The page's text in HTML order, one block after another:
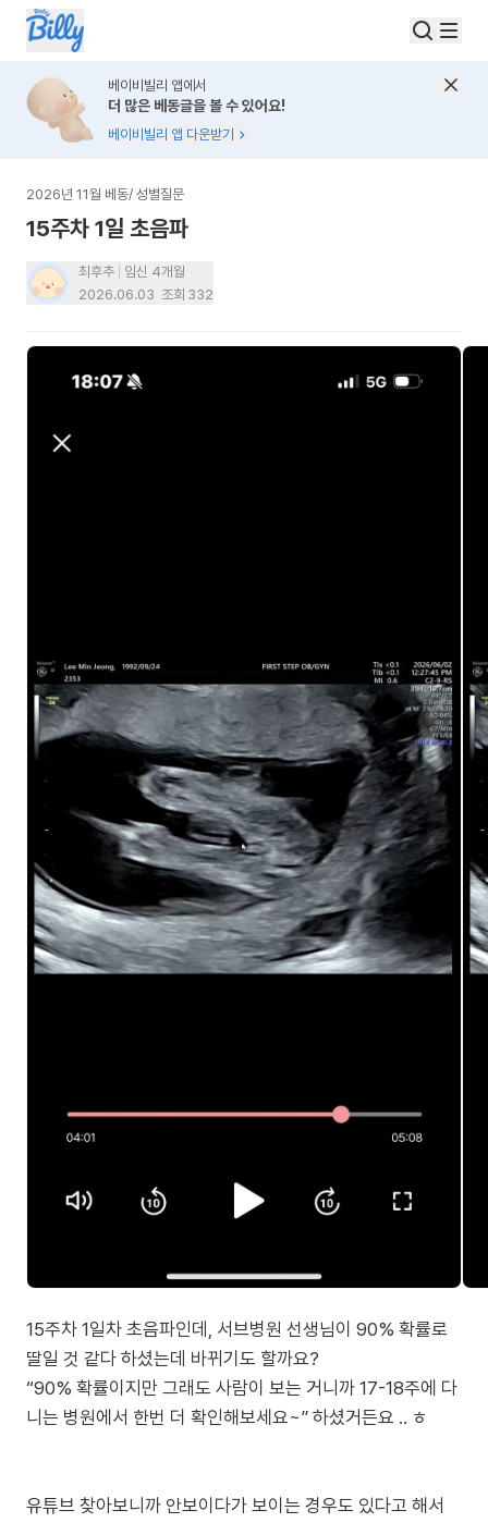
베이비빌리 앱에서
더 많은 베동글을 볼 수 있어요!
베이비빌리 앱 다운받기
2026년 11월 베동/ 성별질문
15주차 1일 초음파
최후추
임신 4개월
2026.06.03 조회 332
15주차 1일차 초음파인데, 서브병원 선생님이 90% 확률로
딸일 것 같다 하셨는데 바뀌기도 할까요?
“90% 확률이지만 그래도 사람이 보는 거니까 17-18주에 다
니는 병원에서 한번 더 확인해보세요~” 하셨거든요 .. ㅎ
유튜브 찾아보니까 안보이다가 보이는 경우도 있다고 해서